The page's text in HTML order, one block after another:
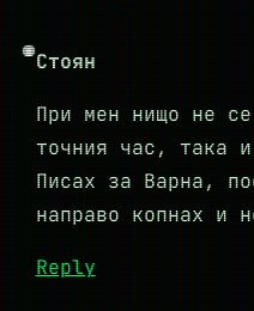
Стоян
При мен нищо не
точния час, така
Писах за Варна,
направо копнах и
Reply